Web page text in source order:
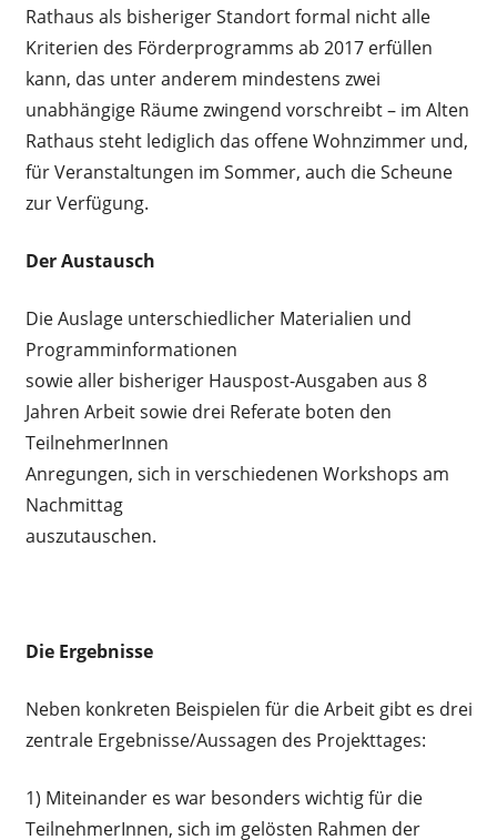
Rathaus als bisheriger Standort formal nicht alle
Kriterien des Förderprogramms ab 2017 erfüllen
kann, das unter anderem mindestens zwei
unabhängige Räume zwingend vorschreibt – im Alten
Rathaus steht lediglich das offene Wohnzimmer und,
für Veranstaltungen im Sommer, auch die Scheune
zur Verfügung.
Der Austausch
Die Auslage unterschiedlicher Materialien und
Programminformationen
sowie aller bisheriger Hauspost-Ausgaben aus 8
Jahren Arbeit sowie drei Referate boten den
TeilnehmerInnen
Anregungen, sich in verschiedenen Workshops am
Nachmittag
auszutauschen.
Die Ergebnisse
Neben konkreten Beispielen für die Arbeit gibt es drei
zentrale Ergebnisse/Aussagen des Projekttages:
1) Miteinander es war besonders wichtig für die
TeilnehmerInnen, sich im gelösten Rahmen der